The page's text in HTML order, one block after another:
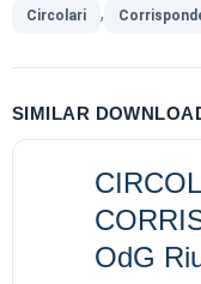
Circolari ,
SIMILAR
OdG